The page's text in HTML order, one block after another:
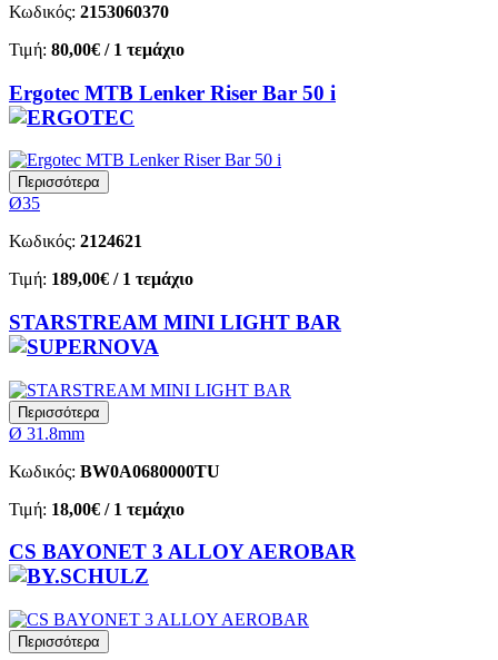
Κωδικός: 2153060370
Τιμή: 80,00€ / 1 τεμάχιο
Ergotec MTB Lenker Riser Bar 50 i
Περισσότερα
Ø35
Κωδικός: 2124621
Τιμή: 189,00€ / 1 τεμάχιο
STARSTREAM MINI LIGHT BAR
Περισσότερα
Ø 31.8mm
Κωδικός: BW0A0680000TU
Τιμή: 18,00€ / 1 τεμάχιο
CS BAYONET 3 ALLOY AEROBAR
Περισσότερα